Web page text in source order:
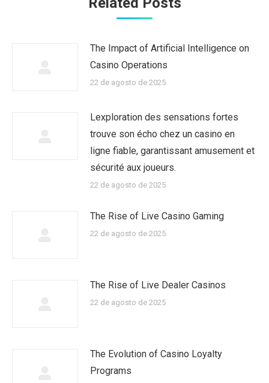
The Impact of Artificial Intelligence on
Casino Operations
22 de agosto de 2025
Lexploration des sensations fortes
trouve son écho chez un casino en
ligne fiable, garantissant amusement et
sécurité aux joueurs.
22 de agosto de 2025
The Rise of Live Casino Gaming
22 de agosto de 2025
The Rise of Live Dealer Casinos
22 de agosto de 2025
The Evolution of Casino Loyalty
Programs